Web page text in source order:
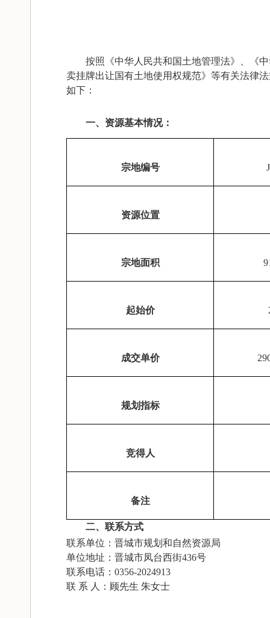
按照《中华人民共和国土地管理法》、《
卖挂牌出让国有土地使用权规范》等有关法律
如下：
一、资源基本情况：
宗地编号
资源位置
宗地面积
起始价
成交单价
规划指标
竞得人
备注
二、联系方式
联系单位：晋城市规划和自然资源局
单位地址：晋城市凤台西街436号
联系电话：0356-2024913
联 系 人：顾先生 朱女士